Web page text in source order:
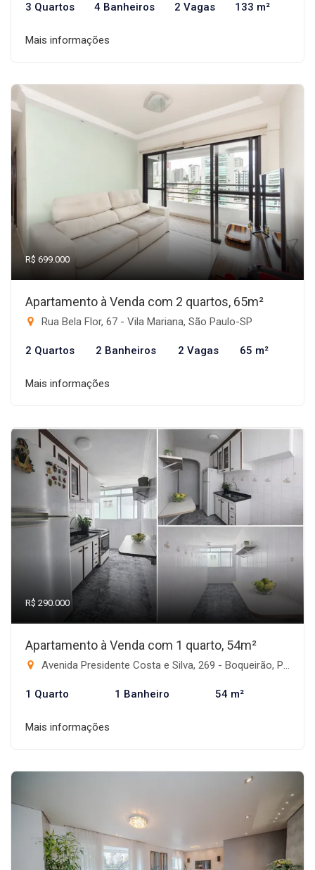
3 Quartos 4 Banheiros 2 Vagas 133 m²
Mais informações
R$ 699.000
Apartamento à Venda com 2 quartos, 65m²
Rua Bela Flor, 67 - Vila Mariana, São Paulo-SP
2 Quartos 2 Banheiros 2 Vagas 65 m²
Mais informações
R$ 290.000
Apartamento à Venda com 1 quarto, 54m²
Avenida Presidente Costa e Silva, 269 - Boqueirão, Praia Grande-SP
1 Quarto 1 Banheiro 54 m²
Mais informações